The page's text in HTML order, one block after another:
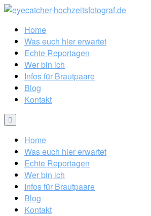
Home
Was euch hier erwartet
Echte Reportagen
Wer bin ich
Infos für Brautpaare
Blog
Kontakt
Home
Was euch hier erwartet
Echte Reportagen
Wer bin ich
Infos für Brautpaare
Blog
Kontakt